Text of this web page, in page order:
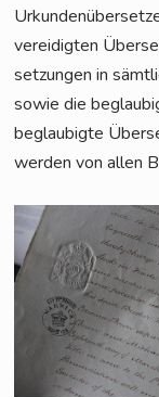
ver­ei­dig­ten
set­zun­gen in
sowie die
beglau­big­te
wer­den von allen